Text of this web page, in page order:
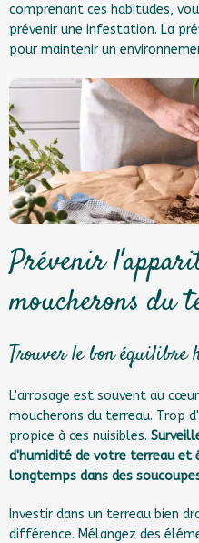
comprenant ces habitudes,
prévenir une infestation. La
pour maintenir un
Prévenir
moucherons du
Trouver le bon équilibre
L'arrosage est souvent au
moucherons du terreau. Trop
propice à ces nuisibles.
d'humidité de votre terreau
longtemps dans des
Investir dans un terreau bien
différence. Mélangez des